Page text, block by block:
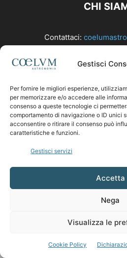
Gestisci
Per fornire le migliori esperienze,
per memorizzare e/o accedere alle
consenso a queste tecnologie ci
comportamento di navigazione o ID unici
acconsentire o ritirare il consenso può
caratteristiche e funzioni.
Gestisci servizi
Accetta
Nega
Visualizza le
Cookie Policy
CHI
Contattaci: